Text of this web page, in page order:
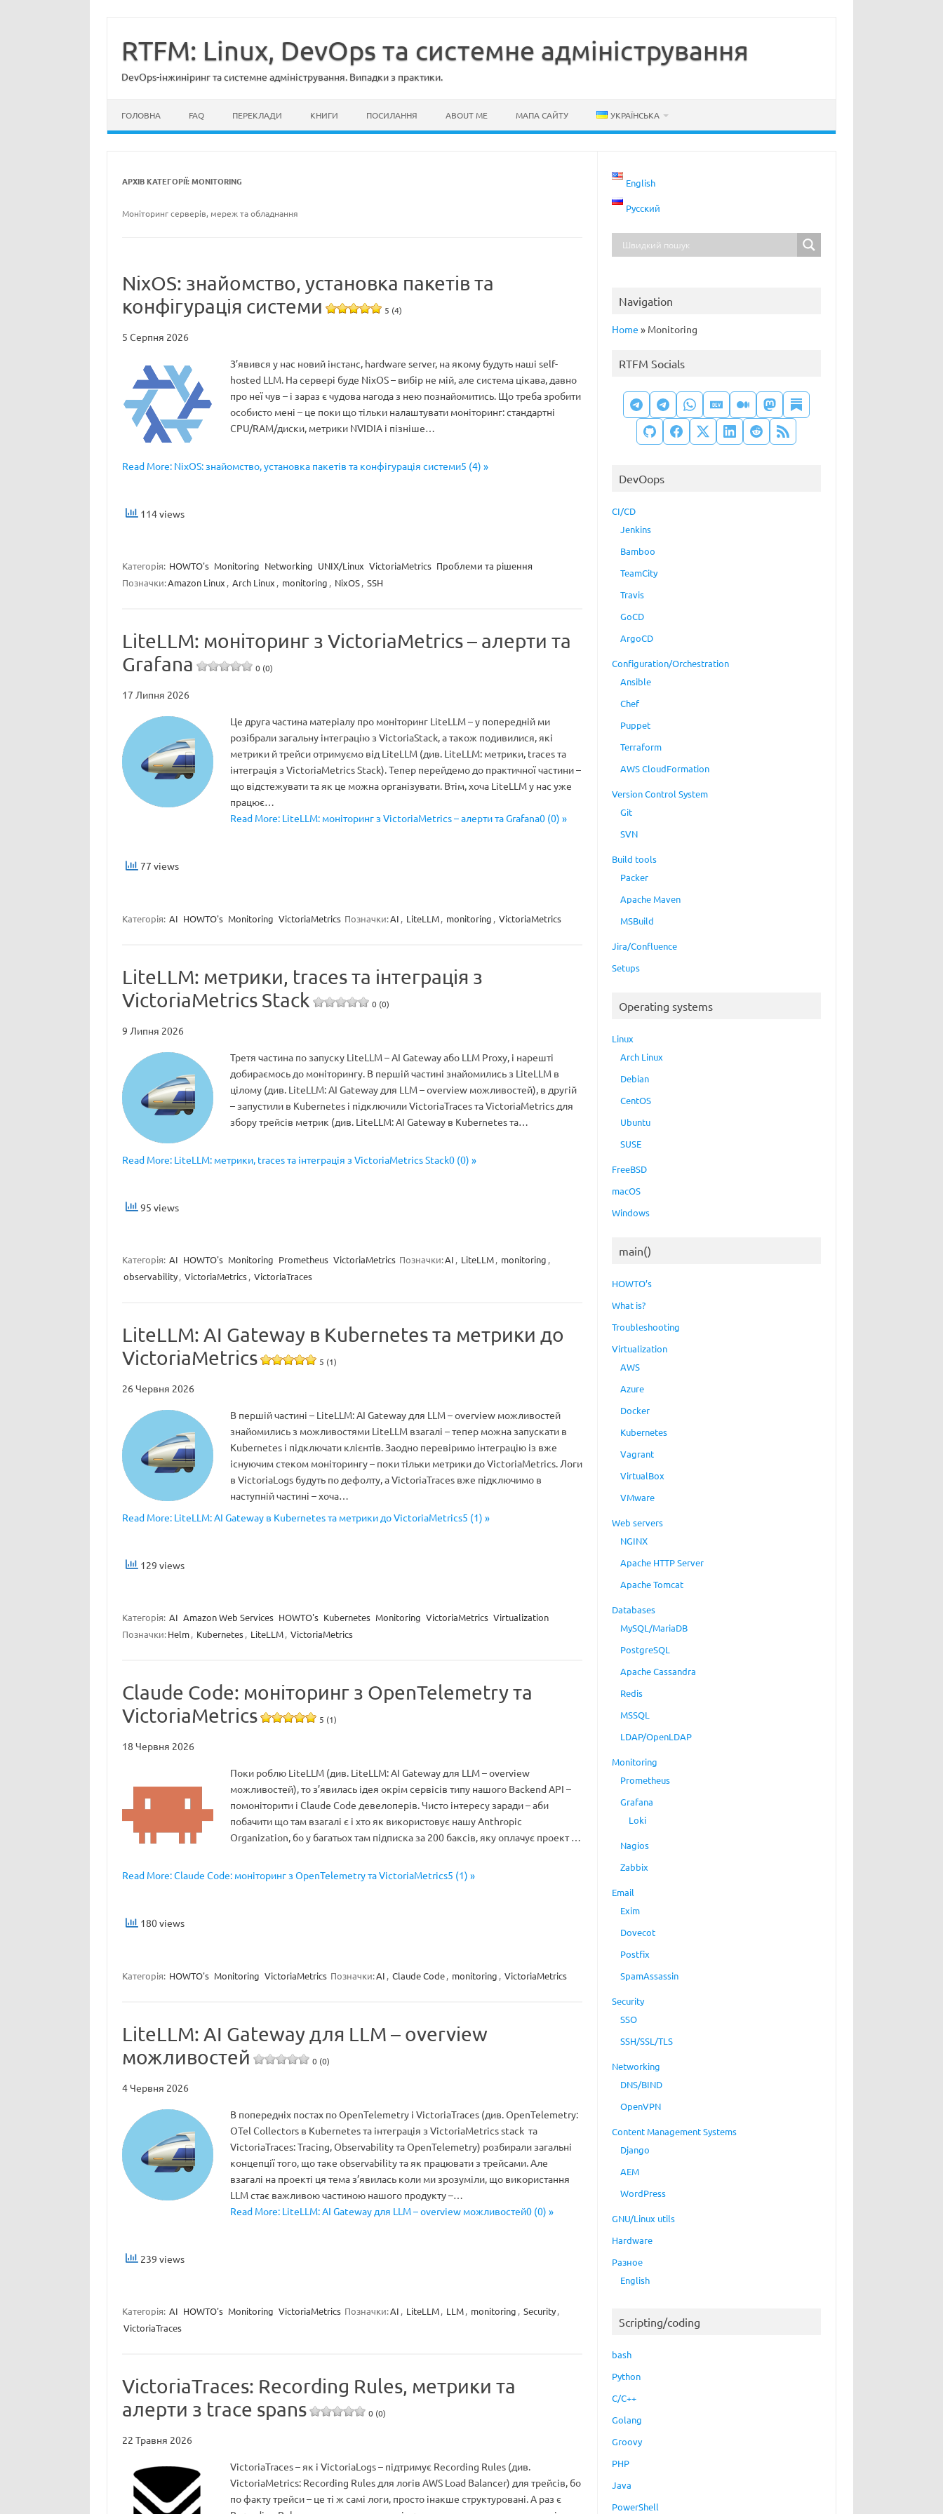
вмістуRTFM: Linux, DevOps та системне адміністрування
DevOps-інжиніринг та системне адміністрування. Випадки з практики.
ГОЛОВНА FAQ ПЕРЕКЛАДИ КНИГИ ПОСИЛАННЯ ABOUT ME МАПА САЙТУ УКРАЇНСЬКА
АРХІВ КАТЕГОРІЇ:MONITORING
Моніторинг серверів, мереж та обладнання
NixOS: знайомство, установка пакетів та
конфігурація системи
5 (4)
5 Серпня 2026
З’явився у нас новий інстанс, hardware server, на якому будуть наші self-
hosted LLM. На сервері буде NixOS – вибір не мій, але система цікава, давно
про неї чув – і зараз є чудова нагода з нею познайомитись. Що треба зробити
особисто мені – це поки що тільки налаштувати моніторинг: стандартні
CPU/RAM/диски, метрики NVIDIA і пізніше…
Read More: NixOS: знайомство, установка пакетів та конфігурація системи5 (4) »
114 views
Категорія: HOWTO's Monitoring Networking UNIX/Linux VictoriaMetrics Проблеми та рішення
Позначки:Amazon Linux , Arch Linux , monitoring , NixOS, SSH
LiteLLM: моніторинг з VictoriaMetrics – алерти та
Grafana
0 (0)
17 Липня 2026
Це друга частина матеріалу про моніторинг LiteLLM – у попередній ми
розібрали загальну інтеграцію з VictoriaStack, а також подивилися, які
метрики й трейси отримуємо від LiteLLM (див. LiteLLM: метрики, traces та
інтеграція з VictoriaMetrics Stack). Тепер перейдемо до практичної частини –
що відстежувати та як це можна організувати. Втім, хоча LiteLLM у нас уже
працює…
Read More: LiteLLM: моніторинг з VictoriaMetrics – алерти та Grafana0 (0) »
77 views
Категорія: AI HOWTO's Monitoring VictoriaMetrics Позначки:AI , LiteLLM, monitoring , VictoriaMetrics
LiteLLM: метрики, traces та інтеграція з
VictoriaMetrics Stack
0 (0)
9 Липня 2026
Третя частина по запуску LiteLLM – AI Gateway або LLM Proxy, і нарешті
добираємось до моніторингу. В першій частині знайомились з LiteLLM в
цілому (див. LiteLLM: AI Gateway для LLM – overview можливостей), в другій
– запустили в Kubernetes і підключили VictoriaTraces та VictoriaMetrics для
збору трейсів метрик (див. LiteLLM: AI Gateway в Kubernetes та…
Read More: LiteLLM: метрики, traces та інтеграція з VictoriaMetrics Stack0 (0) »
95 views
Категорія: AI HOWTO's Monitoring Prometheus VictoriaMetrics Позначки:AI , LiteLLM, monitoring ,
observability, VictoriaMetrics, VictoriaTraces
LiteLLM: AI Gateway в Kubernetes та метрики до
VictoriaMetrics
5 (1)
26 Червня 2026
В першій частині – LiteLLM: AI Gateway для LLM – overview можливостей
знайомились з можливостями LiteLLM взагалі – тепер можна запускати в
Kubernetes і підключати клієнтів. Заодно перевіримо інтеграцію із вже
існуючим стеком моніторингу – поки тільки метрики до VictoriaMetrics. Логи
в VictoriaLogs будуть по дефолту, а VictoriaTraces вже підключимо в
наступній частині – хоча…
Read More: LiteLLM: AI Gateway в Kubernetes та метрики до VictoriaMetrics5 (1) »
129 views
Категорія: AI Amazon Web Services HOWTO's Kubernetes Monitoring VictoriaMetrics Virtualization
Позначки:Helm, Kubernetes, LiteLLM, VictoriaMetrics
Claude Code: моніторинг з OpenTelemetry та
VictoriaMetrics
5 (1)
18 Червня 2026
Поки роблю LiteLLM (див. LiteLLM: AI Gateway для LLM – overview
можливостей), то з’явилась ідея окрім сервісів типу нашого Backend API –
помоніторити і Claude Code девелоперів. Чисто інтересу заради – аби
побачити що там взагалі є і хто як використовує нашу Anthropic
Organization, бо у багатьох там підписка за 200 баксів, яку оплачує проект …
Read More: Claude Code: моніторинг з OpenTelemetry та VictoriaMetrics5 (1) »
180 views
Категорія: HOWTO's Monitoring VictoriaMetrics Позначки:AI , Claude Code, monitoring , VictoriaMetrics
LiteLLM: AI Gateway для LLM – overview
можливостей
0 (0)
4 Червня 2026
В попередніх постах по OpenTelemetry і VictoriaTraces (див. OpenTelemetry:
OTel Collectors в Kubernetes та інтеграція з VictoriaMetrics stack та
VictoriaTraces: Tracing, Observability та OpenTelemetry) розбирали загальні
концепції того, що таке observability та як працювати з трейсами. Але
взагалі на проекті ця тема з’явилась коли ми зрозуміли, що використання
LLM стає важливою частиною нашого продукту –…
Read More: LiteLLM: AI Gateway для LLM – overview можливостей0 (0) »
239 views
Категорія: AI HOWTO's Monitoring VictoriaMetrics Позначки:AI , LiteLLM, LLM, monitoring , Security,
VictoriaTraces
VictoriaTraces: Recording Rules, метрики та
алерти з trace spans
0 (0)
22 Травня 2026
VictoriaTraces – як і VictoriaLogs – підтримує Recording Rules (див.
VictoriaMetrics: Recording Rules для логів AWS Load Balancer) для трейсів, бо
по факту трейси – це ті ж самі логи, просто інакше структуровані. А раз є
English
Русский
Navigation
Home » Monitoring
RTFM Socials
DevOops
CI/CD
Jenkins
Bamboo
TeamCity
Travis
GoCD
ArgoCD
Configuration/Orchestration
Ansible
Chef
Puppet
Terraform
AWS CloudFormation
Version Control System
Git
SVN
Build tools
Packer
Apache Maven
MSBuild
Jira/Confluence
Setups
Operating systems
Linux
Arch Linux
Debian
CentOS
Ubuntu
SUSE
FreeBSD
macOS
Windows
main()
HOWTO’s
What is?
Troubleshooting
Virtualization
AWS
Azure
Docker
Kubernetes
Vagrant
VirtualBox
VMware
Web servers
NGINX
Apache HTTP Server
Apache Tomcat
Databases
MySQL/MariaDB
PostgreSQL
Apache Cassandra
Redis
MSSQL
LDAP/OpenLDAP
Monitoring
Prometheus
Grafana
Loki
Nagios
Zabbix
Email
Exim
Dovecot
Postfix
SpamAssassin
Security
SSO
SSH/SSL/TLS
Networking
DNS/BIND
OpenVPN
Content Management Systems
Django
AEM
WordPress
GNU/Linux utils
Hardware
Разное
English
Scripting/coding
bash
Python
C/C++
Golang
Groovy
PHP
Java
PowerShell